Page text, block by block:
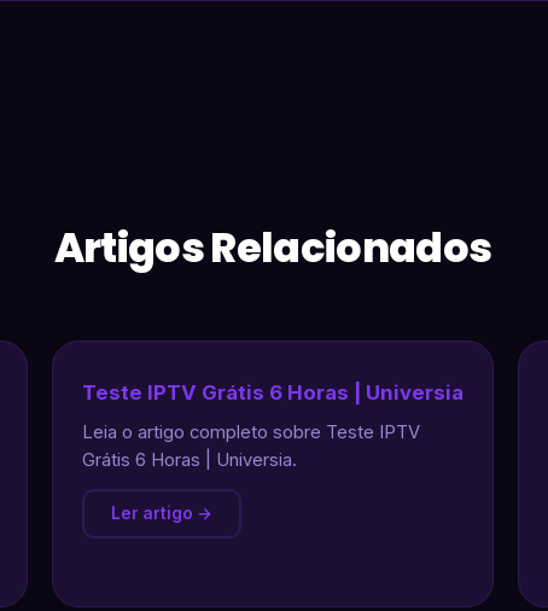
Artigos Relacionados
Teste IPTV Grátis 6 Horas | Universia
Leia o artigo completo sobre Teste IPTV
Grátis 6 Horas | Universia.
Ler artigo →